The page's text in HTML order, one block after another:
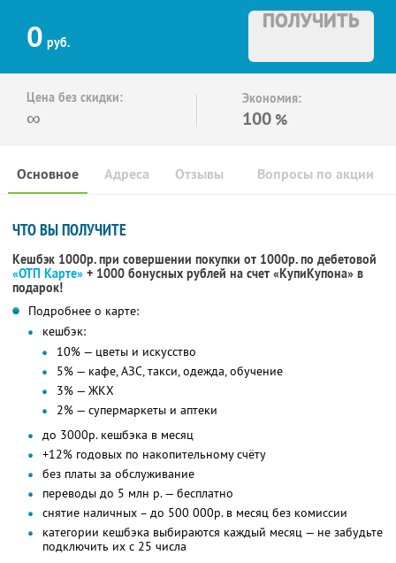
0 руб.
ПОЛУЧИТЬ
Цена без скидки:
∞
Экономия:
100 %
Основное Отзывы Вопросы по акции
Адреса
ЧТО ВЫ ПОЛУЧИТЕ
Кешбэк 1000р. при совершении покупки от 1000р. по дебетовой
«ОТП Карте» + 1000 бонусных рублей на счет «КупиКупона» в
подарок!
Подробнее о карте:
кешбэк:
10% — цветы и искусство
5% — кафе, АЗС, такси, одежда, обучение
3% — ЖКХ
2% — супермаркеты и аптеки
до 3000р. кешбэка в месяц
+12% годовых по накопительному счёту
без платы за обслуживание
переводы до 5 млн р. — бесплатно
снятие наличных – до 500 000р. в месяц без комиссии
категории кешбэка выбираются каждый месяц — не забудьте
подключить их с 25 числа